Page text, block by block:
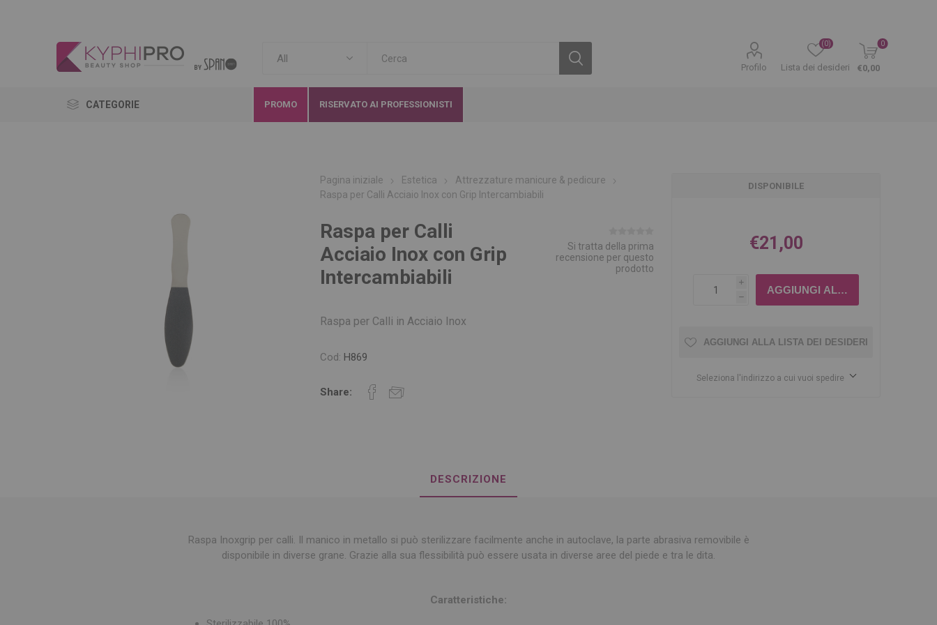
Profilo Lista dei desideri
(0) 0
€0,00
CATEGORIE PROMO RISERVATO AI PROFESSIONISTI
Pagina iniziale Estetica
Attrezzature manicure & pedicure
Raspa per Calli Acciaio Inox con Grip Intercambiabili
Raspa per Calli
Acciaio Inox con Grip
Intercambiabili
Si tratta della prima
recensione per questo
prodotto
Raspa per Calli in Acciaio Inox
Cod: H869
Share:
DISPONIBILE
€21,00
i
h
AGGIUNGI ALLA LISTA DEI DESIDERI
Seleziona l'indirizzo a cui vuoi spedire
DESCRIZIONE
Raspa Inoxgrip per calli. Il manico in metallo si può sterilizzare facilmente anche in autoclave, la parte abrasiva removibile è
disponibile in diverse grane. Grazie alla sua flessibilità può essere usata in diverse aree del piede e tra le dita.
Caratteristiche: